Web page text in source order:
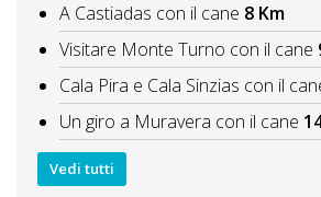
A Castiadas con il cane 8 Km
Visitare Monte Turno con il cane
Cala Pira e Cala Sinzias con il
Un giro a Muravera con il cane
Vedi tutti